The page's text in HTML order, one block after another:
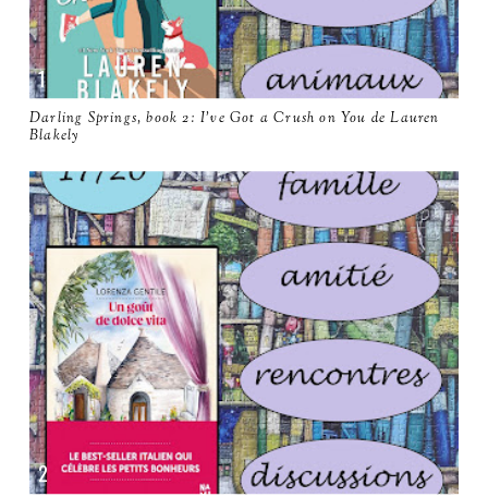
Darling Springs, book 2: I've Got a Crush on You de Lauren
Blakely